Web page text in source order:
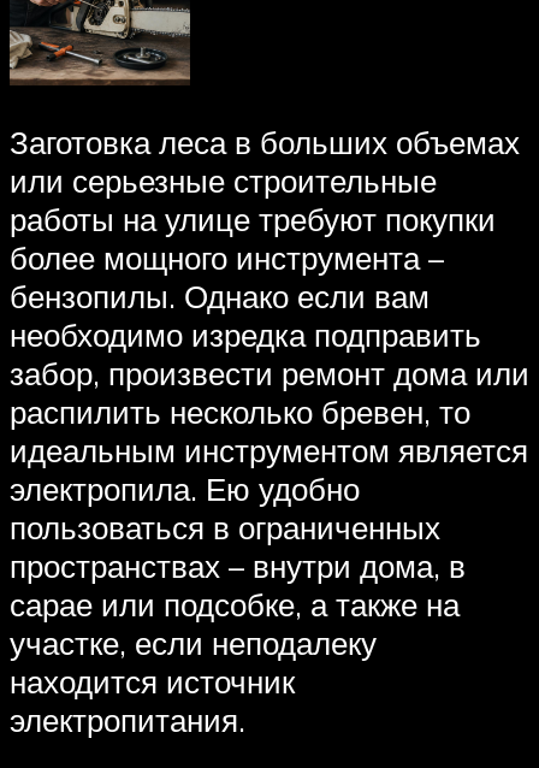
Заготовка леса в больших объемах
или серьезные строительные
работы на улице требуют покупки
более мощного инструмента –
бензопилы. Однако если вам
необходимо изредка подправить
забор, произвести ремонт дома или
распилить несколько бревен, то
идеальным инструментом является
электропила. Ею удобно
пользоваться в ограниченных
пространствах – внутри дома, в
сарае или подсобке, а также на
участке, если неподалеку
находится источник
электропитания.